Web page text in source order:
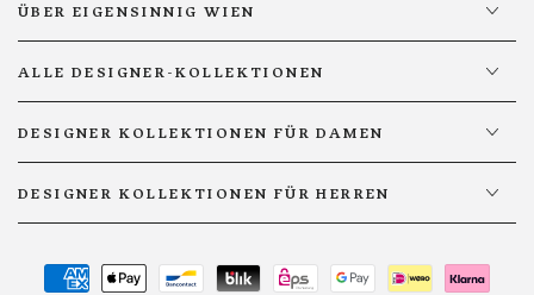
ÜBER EIGENSINNIG WIEN
ALLE DESIGNER-KOLLEKTIONEN
DESIGNER KOLLEKTIONEN FÜR DAMEN
DESIGNER KOLLEKTIONEN FÜR HERREN
Zahlungsmöglichkeiten